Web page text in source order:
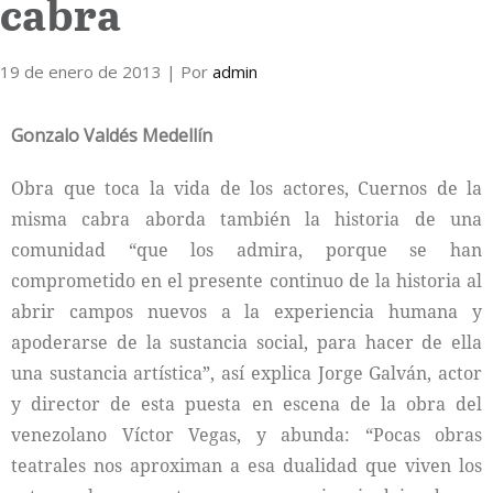
cabra
19 de enero de 2013 | Por admin
Gonzalo Valdés Medellín
Obra que toca la vida de los actores, Cuernos de la
misma cabra aborda también la historia de una
comunidad “que los admira, porque se han
comprometido en el presente continuo de la historia al
abrir campos nuevos a la experiencia humana y
apoderarse de la sustancia social, para hacer de ella
una sustancia artística”, así explica Jorge Galván, actor
y director de esta puesta en escena de la obra del
venezolano Víctor Vegas, y abunda: “Pocas obras
teatrales nos aproximan a esa dualidad que viven los